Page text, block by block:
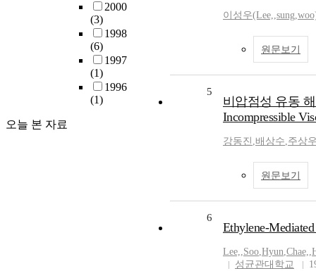
2000
(3)
1998
(6)
1997
(1)
1996
(1)
오늘 본 자료
이성우(Lee,,sung,
원문보기
5
비압점성 유동
Incompressible
강동진 ,배상수,주상
원문보기
6
Ethylene-
Lee,,Soo,Hyun,Chae,,
성균관대학교